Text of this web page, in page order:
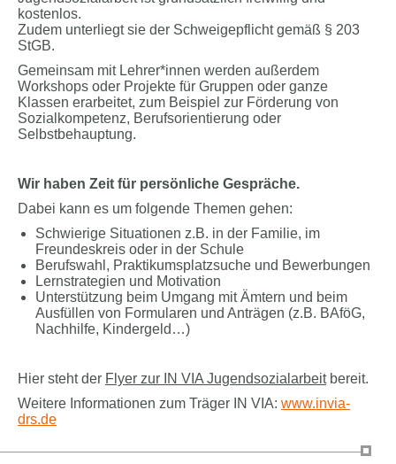
kostenlos.
Zudem unterliegt sie der Schweigepflicht gemäß § 203
StGB.
Gemeinsam mit Lehrer*innen werden außerdem
Workshops oder Projekte für Gruppen oder ganze
Klassen erarbeitet, zum Beispiel zur Förderung von
Sozialkompetenz, Berufsorientierung oder
Selbstbehauptung.
Wir haben Zeit für persönliche Gespräche.
Dabei kann es um folgende Themen gehen:
Schwierige Situationen z.B. in der Familie, im
Freundeskreis oder in der Schule
Berufswahl, Praktikumsplatzsuche und Bewerbungen
Lernstrategien und Motivation
Unterstützung beim Umgang mit Ämtern und beim
Ausfüllen von Formularen und Anträgen (z.B. BAföG,
Nachhilfe, Kindergeld…)
Hier steht der Flyer zur IN VIA Jugendsozialarbeitbereit.
Weitere Informationen zum Träger IN VIA: www.invia-
drs.de